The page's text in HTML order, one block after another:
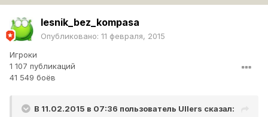
lesnik_bez_kompasa
Опубликовано: 11 февраля, 2015
Игроки
1 107 публикаций
41 549 боёв
В 11.02.2015 в 07:36 пользователь Ullers сказал: